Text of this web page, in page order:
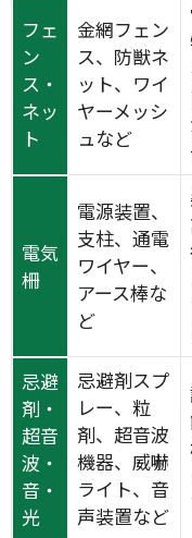
フェ
ン
ス・
ネッ
ト
金網フェン
ス、防獣ネ
ット、ワイ
ヤーメッシ
ュなど
電気
柵
電源装置、
支柱、通電
ワイヤー、
アース棒な
ど
忌避
剤・
超音
波・
音・
光
忌避剤スプ
レー、粒
剤、超音波
機器、威嚇
ライト、音
声装置など